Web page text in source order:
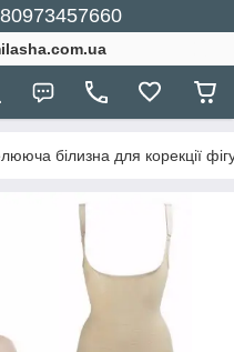
білизна для корекції